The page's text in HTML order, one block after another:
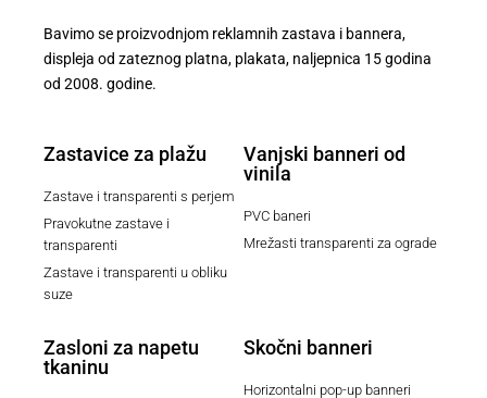
Bavimo se proizvodnjom reklamnih zastava i bannera,
displeja od zateznog platna, plakata, naljepnica 15 godina
od 2008. godine.
Zastavice za plažu
Zastave i transparenti s perjem
Pravokutne zastave i
transparenti
Zastave i transparenti u obliku
suze
Vanjski banneri od
vinila
PVC baneri
Mrežasti transparenti za ograde
Zasloni za napetu
tkaninu
Skočni banneri
Horizontalni pop-up banneri